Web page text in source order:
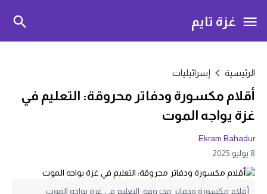
غزة تايم
الرئيسية إسرائيليات
أقلام مكسورة ودفاتر محروقة: التعليم في
غزة يواجه الموت
Ekram Bahadur
8 يوليو 2025
أقلام مكسورة ودفاتر محروقة: التعليم في غزة يواجه الموت